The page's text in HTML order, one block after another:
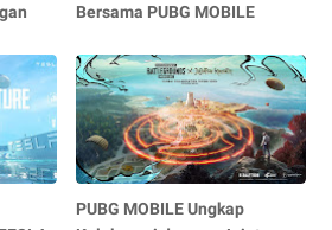
Bersama PUBG MOBILE
PUBG MOBILE Ungkap